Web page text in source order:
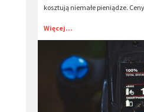
kosztują niemałe pieniądze.
Więcej...